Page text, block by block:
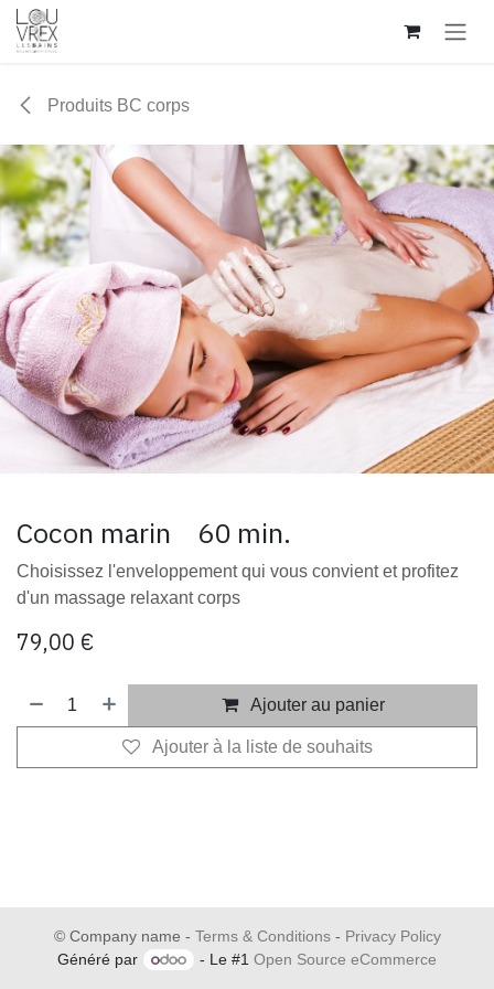
Se rendre au contenu
Produits BC corps
Cocon marin 60 min.
Choisissez l'enveloppement qui vous convient et profitez
d'un massage relaxant corps
79,00 €
Ajouter au panier
Ajouter à la liste de souhaits
© Company name - Terms & Conditions- Privacy Policy
Généré par
- Le #1Open Source eCommerce